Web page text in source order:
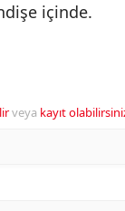
içinde.
veya kayıt